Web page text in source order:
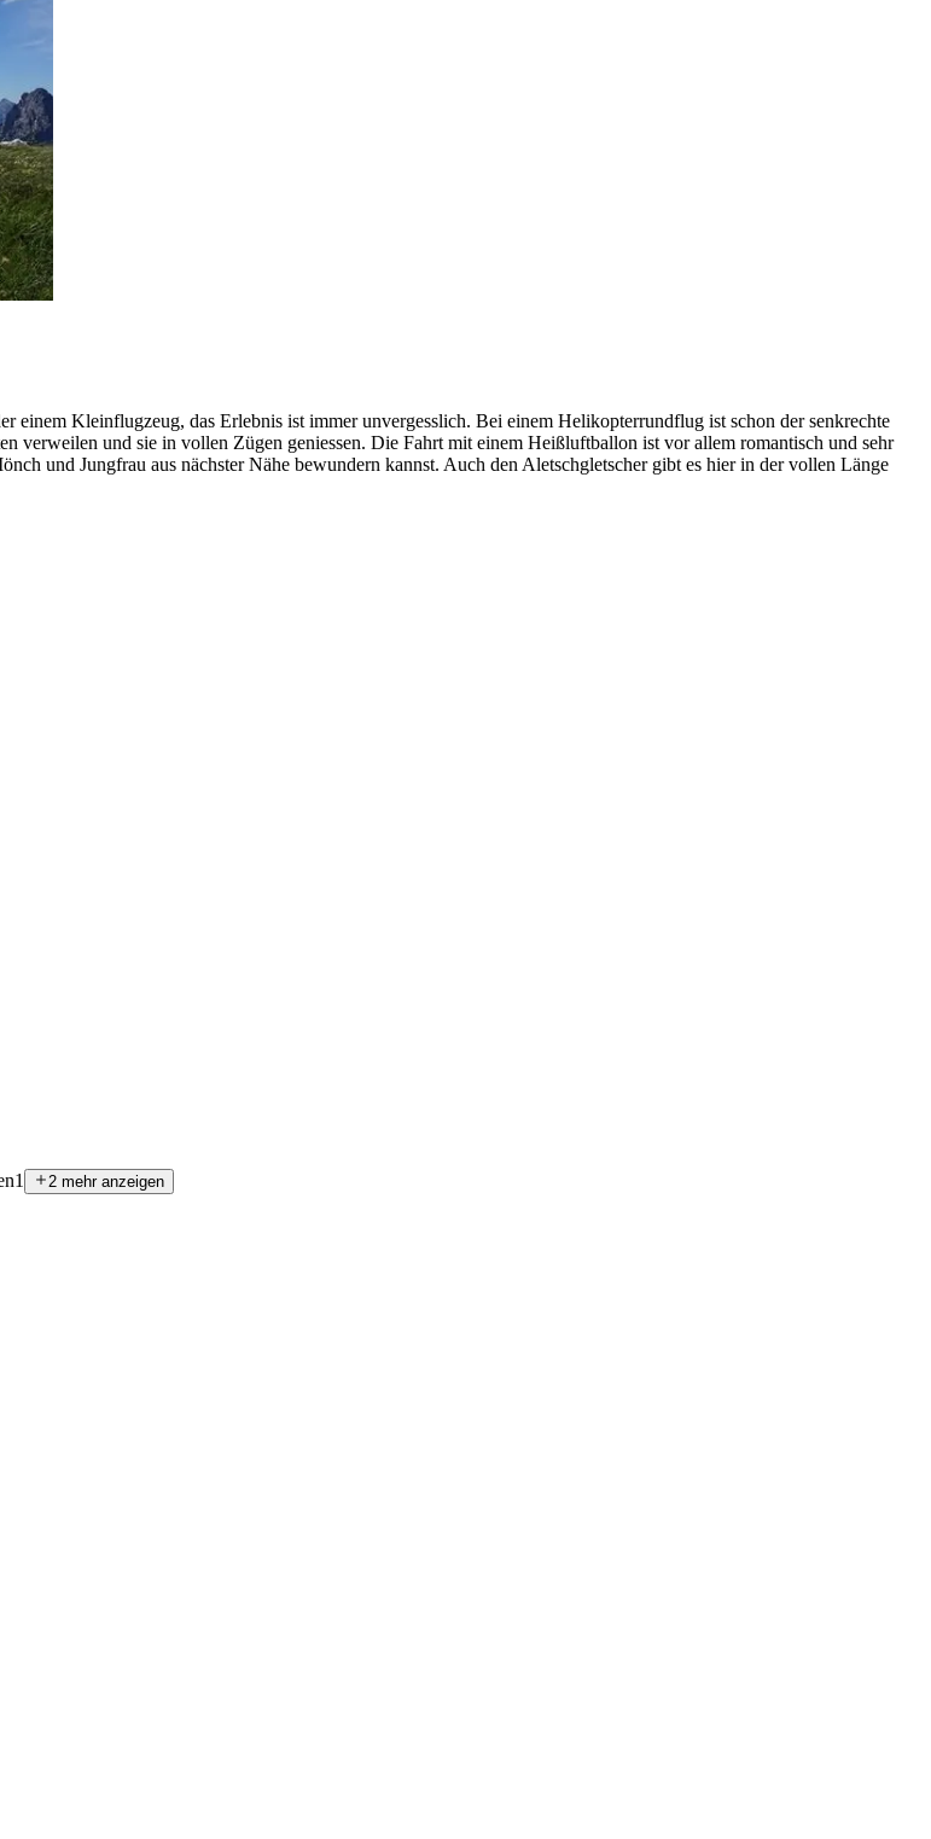
Kleinflugzeug, das Erlebnis ist immer unvergesslich. Bei einem Helikopterrundflug ist schon der senkrechte
verweilen und sie in vollen Zügen geniessen. Die Fahrt mit einem Heißluftballon ist vor allem romantisch und sehr
und Jungfrau aus nächster Nähe bewundern kannst. Auch den Aletschgletscher gibt es hier in der vollen Länge
1 2 mehr anzeigen